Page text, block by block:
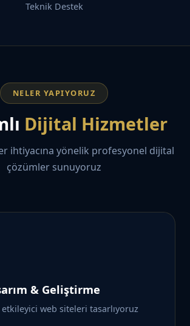
Teknik Destek
NELER YAPIYORUZ
Dijital Hizmetler
ihtiyacına yönelik profesyonel dijital
çözümler sunuyoruz
& Geliştirme
web siteleri tasarlıyoruz